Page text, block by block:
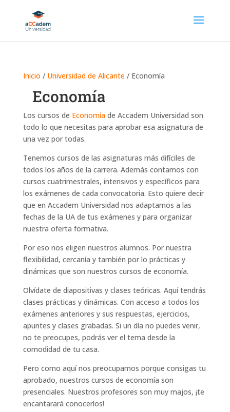
Inicio / Universidad de Alicante/ Economía
Economía
Los cursos de Economíade Accadem Universidad son
todo lo que necesitas para aprobar esa asignatura de
una vez por todas.
Tenemos cursos de las asignaturas más difíciles de
todos los años de la carrera. Además contamos con
cursos cuatrimestrales, intensivos y específicos para
los exámenes de cada convocatoria. Esto quiere decir
que en Accadem Universidad nos adaptamos a las
fechas de la UA de tus exámenes y para organizar
nuestra oferta formativa.
Por eso nos eligen nuestros alumnos. Por nuestra
flexibilidad, cercanía y también por lo prácticas y
dinámicas que son nuestros cursos de economía.
Olvídate de diapositivas y clases teóricas. Aquí tendrás
clases prácticas y dinámicas. Con acceso a todos los
exámenes anteriores y sus respuestas, ejercicios,
apuntes y clases grabadas. Si un día no puedes venir,
no te preocupes, podrás ver el tema desde la
comodidad de tu casa.
Pero como aquí nos preocupamos porque consigas tu
aprobado, nuestros cursos de economía son
presenciales. Nuestros profesores son muy majos, ¡te
encantarará conocerlos!